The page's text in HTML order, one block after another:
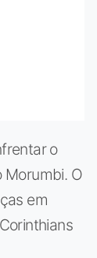
o
Morumbi. O
em